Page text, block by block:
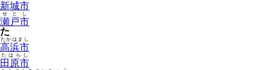
新城市
瀬戸市
せとし
た
高浜市
たかはまし
田原市
たはらし